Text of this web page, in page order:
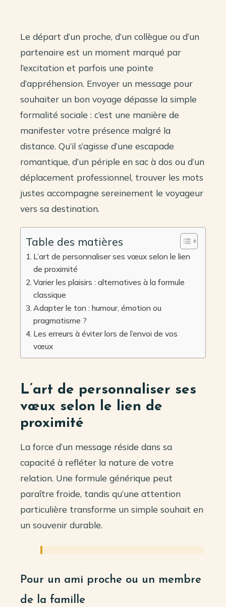
Le départ d’un proche, d’un collègue ou d’un
partenaire est un moment marqué par
l’excitation et parfois une pointe
d’appréhension. Envoyer un message pour
souhaiter un bon voyage dépasse la simple
formalité sociale : c’est une manière de
manifester votre présence malgré la
distance. Qu’il s’agisse d’une escapade
romantique, d’un périple en sac à dos ou d’un
déplacement professionnel, trouver les mots
justes accompagne sereinement le voyageur
vers sa destination.
Table des matières
L’art de personnaliser ses vœux selon le lien
de proximité
Varier les plaisirs : alternatives à la formule
classique
Adapter le ton : humour, émotion ou
pragmatisme ?
Les erreurs à éviter lors de l’envoi de vos
vœux
L’art de personnaliser ses
vœux selon le lien de
proximité
La force d’un message réside dans sa
capacité à refléter la nature de votre
relation. Une formule générique peut
paraître froide, tandis qu’une attention
particulière transforme un simple souhait en
un souvenir durable.
Pour un ami proche ou un membre
de la famille